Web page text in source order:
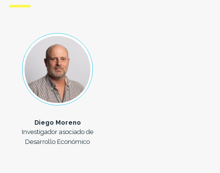
Diego Moreno
Investigador asociado de
Desarrollo Económico